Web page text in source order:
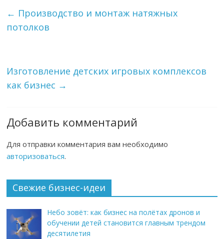
← Производство и монтаж натяжных
потолков
Изготовление детских игровых комплексов
как бизнес →
Добавить комментарий
Для отправки комментария вам необходимо
авторизоваться.
Свежие бизнес-идеи
Небо зовёт: как бизнес на полётах дронов и
обучении детей становится главным трендом
десятилетия